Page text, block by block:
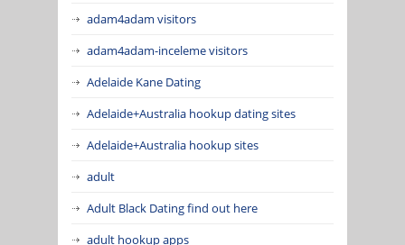
adam4adam visitors
adam4adam-inceleme visitors
Adelaide Kane Dating
Adelaide+Australia hookup dating sites
Adelaide+Australia hookup sites
adult
Adult Black Dating find out here
adult hookup apps